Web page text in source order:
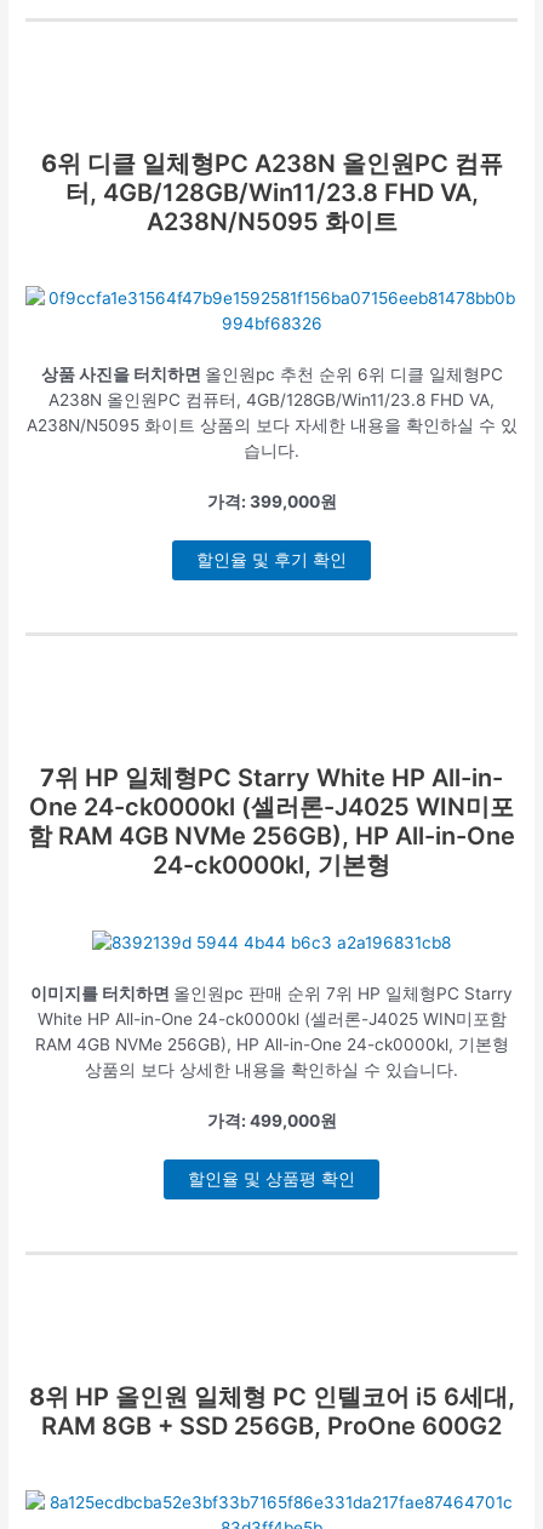
6위 디클 일체형PC A238N 올인원PC 컴퓨
터, 4GB/128GB/Win11/23.8 FHD VA,
A238N/N5095 화이트
상품 사진을 터치하면 올인원pc 추천 순위 6위 디클 일체형PC
A238N 올인원PC 컴퓨터, 4GB/128GB/Win11/23.8 FHD VA,
A238N/N5095 화이트 상품의 보다 자세한 내용을 확인하실 수 있
습니다.
가격: 399,000원
할인율 및 후기 확인
7위 HP 일체형PC Starry White HP All-in-
One 24-ck0000kl (셀러론-J4025 WIN미포
함 RAM 4GB NVMe 256GB), HP All-in-One
24-ck0000kl, 기본형
이미지를 터치하면 올인원pc 판매 순위 7위 HP 일체형PC Starry
White HP All-in-One 24-ck0000kl (셀러론-J4025 WIN미포함
RAM 4GB NVMe 256GB), HP All-in-One 24-ck0000kl, 기본형
상품의 보다 상세한 내용을 확인하실 수 있습니다.
가격: 499,000원
할인율 및 상품평 확인
8위 HP 올인원 일체형 PC 인텔코어 i5 6세대,
RAM 8GB + SSD 256GB, ProOne 600G2